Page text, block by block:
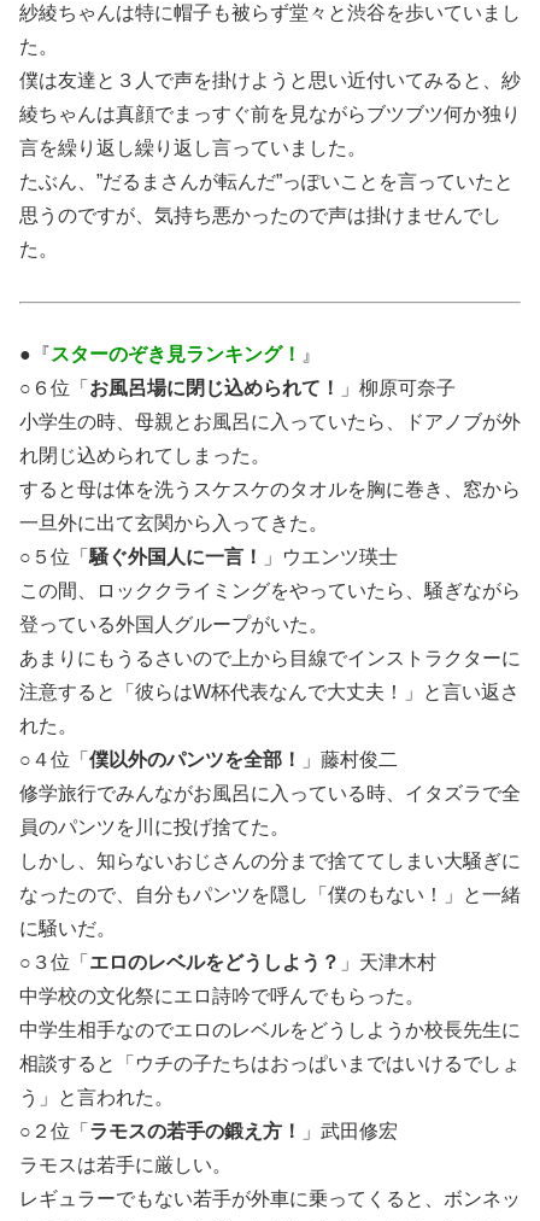
紗綾ちゃんは特に帽子も被らず堂々と渋谷を歩いていまし
た。
僕は友達と３人で声を掛けようと思い近付いてみると、紗
綾ちゃんは真顔でまっすぐ前を見ながらブツブツ何か独り
言を繰り返し繰り返し言っていました。
たぶん、”だるまさんが転んだ”っぽいことを言っていたと
思うのですが、気持ち悪かったので声は掛けませんでし
た。
●『スターのぞき見ランキング！ 』
○６位「 お風呂場に閉じ込められて！
」柳原可奈子
小学生の時、母親とお風呂に入っていたら、ドアノブが外
れ閉じ込められてしまった。
すると母は体を洗うスケスケのタオルを胸に巻き、窓から
一旦外に出て玄関から入ってきた。
○５位「 騒ぐ外国人に一言！
」ウエンツ瑛士
この間、ロッククライミングをやっていたら、騒ぎながら
登っている外国人グループがいた。
あまりにもうるさいので上から目線でインストラクターに
注意すると「彼らはW杯代表なんで大丈夫！」と言い返さ
れた。
○４位「 僕以外のパンツを全部！
」藤村俊二
修学旅行でみんながお風呂に入っている時、イタズラで全
員のパンツを川に投げ捨てた。
しかし、知らないおじさんの分まで捨ててしまい大騒ぎに
なったので、自分もパンツを隠し「僕のもない！」と一緒
に騒いだ。
○３位「 エロのレベルをどうしよう？ 」天津木村
中学校の文化祭にエロ詩吟で呼んでもらった。
中学生相手なのでエロのレベルをどうしようか校長先生に
相談すると「ウチの子たちはおっぱいまではいけるでしょ
う」と言われた。
○２位「 ラモスの若手の鍛え方！
」武田修宏
ラモスは若手に厳しい。
レギュラーでもない若手が外車に乗ってくると、ボンネッ